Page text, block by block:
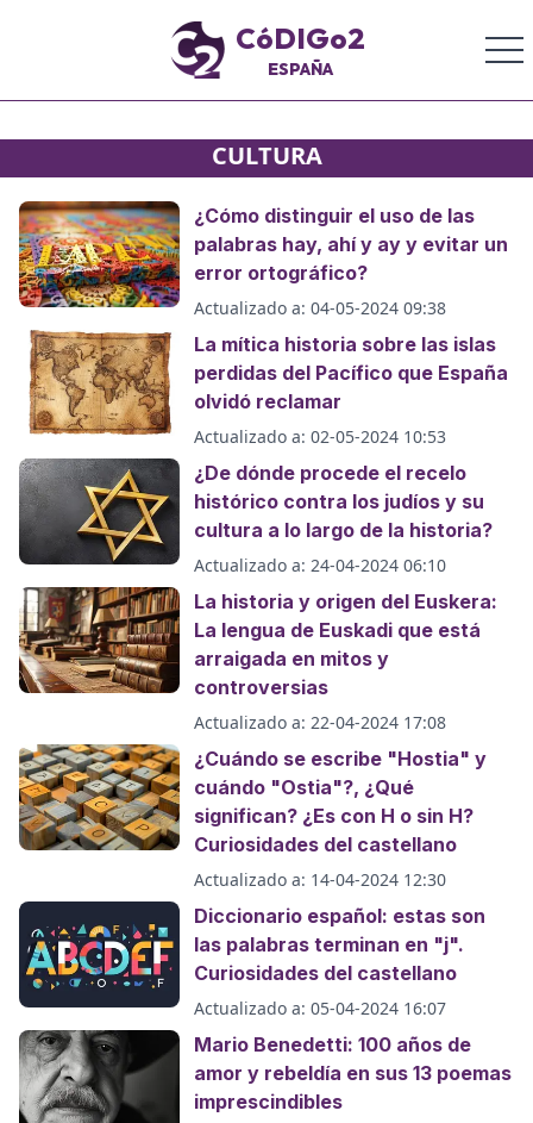
CóDIGo2
ESPAÑA
CULTURA
¿Cómo distinguir el uso de las
palabras hay, ahí y ay y evitar un
error ortográfico?
Actualizado a: 04-05-2024 09:38
La mítica historia sobre las islas
perdidas del Pacífico que España
olvidó reclamar
Actualizado a: 02-05-2024 10:53
¿De dónde procede el recelo
histórico contra los judíos y su
cultura a lo largo de la historia?
Actualizado a: 24-04-2024 06:10
La historia y origen del Euskera:
La lengua de Euskadi que está
arraigada en mitos y
controversias
Actualizado a: 22-04-2024 17:08
¿Cuándo se escribe "Hostia" y
cuándo "Ostia"?, ¿Qué
significan? ¿Es con H o sin H?
Curiosidades del castellano
Actualizado a: 14-04-2024 12:30
Diccionario español: estas son
las palabras terminan en "j".
Curiosidades del castellano
Actualizado a: 05-04-2024 16:07
Mario Benedetti: 100 años de
amor y rebeldía en sus 13 poemas
imprescindibles